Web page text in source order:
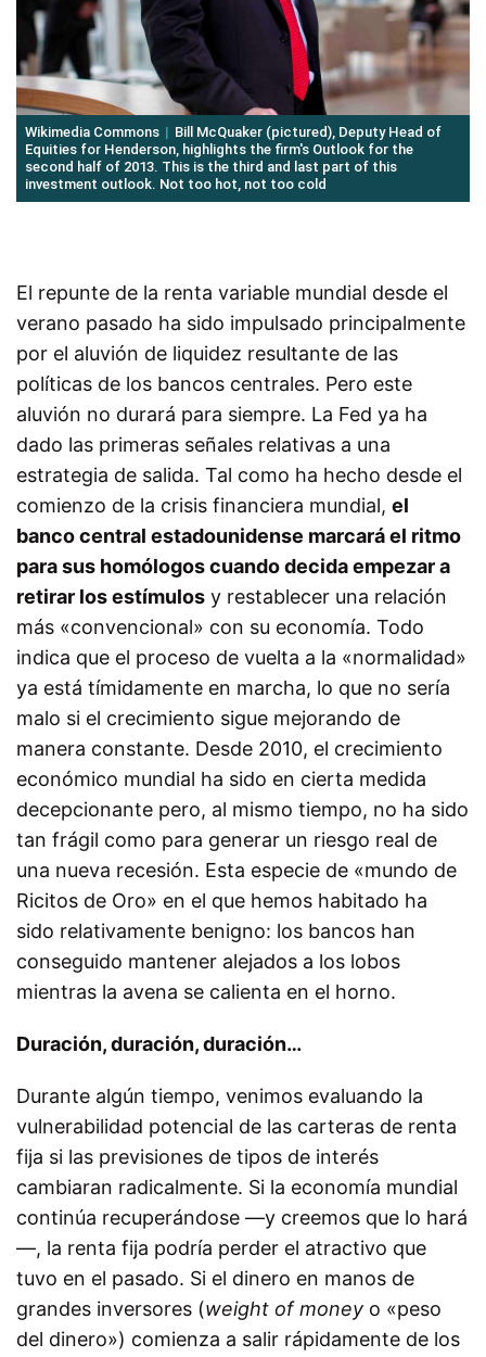
Wikimedia Commons
Bill McQuaker (pictured), Deputy Head of
Equities for Henderson, highlights the firm's Outlook for the
second half of 2013. This is the third and last part of this
investment outlook. Not too hot, not too cold
El repunte de la renta variable mundial desde el
verano pasado ha sido impulsado principalmente
por el aluvión de liquidez resultante de las
políticas de los bancos centrales. Pero este
aluvión no durará para siempre. La Fed ya ha
dado las primeras señales relativas a una
estrategia de salida. Tal como ha hecho desde el
comienzo de la crisis financiera mundial, el
banco central estadounidense marcará el ritmo
para sus homólogos cuando decida empezar a
retirar los estímulos y restablecer una relación
más «convencional» con su economía. Todo
indica que el proceso de vuelta a la «normalidad»
ya está tímidamente en marcha, lo que no sería
malo si el crecimiento sigue mejorando de
manera constante. Desde 2010, el crecimiento
económico mundial ha sido en cierta medida
decepcionante pero, al mismo tiempo, no ha sido
tan frágil como para generar un riesgo real de
una nueva recesión. Esta especie de «mundo de
Ricitos de Oro» en el que hemos habitado ha
sido relativamente benigno: los bancos han
conseguido mantener alejados a los lobos
mientras la avena se calienta en el horno.
Duración, duración, duración…
Durante algún tiempo, venimos evaluando la
vulnerabilidad potencial de las carteras de renta
fija si las previsiones de tipos de interés
cambiaran radicalmente. Si la economía mundial
continúa recuperándose —y creemos que lo hará
—, la renta fija podría perder el atractivo que
tuvo en el pasado. Si el dinero en manos de
grandes inversores (weight of money o «peso
del dinero») comienza a salir rápidamente de los